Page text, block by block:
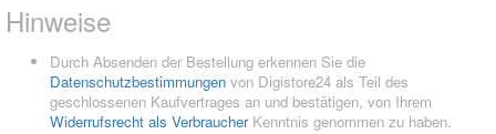
Hinweise
Durch Absenden der Bestellung erkennen Sie die
Datenschutzbestimmungen von Digistore24 als Teil des
geschlossenen Kaufvertrages an und bestätigen, von Ihrem
Widerrufsrecht als VerbraucherKenntnis genommen zu haben.